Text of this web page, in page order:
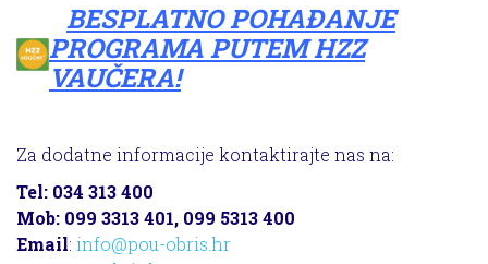
BESPLATNO POHAĐANJE
PROGRAMA PUTEM HZZ
VAUČERA!
Za dodatne informacije kontaktirajte nas na:
Tel: 034 313 400
Mob: 099 3313 401, 099 5313 400
Email: info@pou-obris.hr